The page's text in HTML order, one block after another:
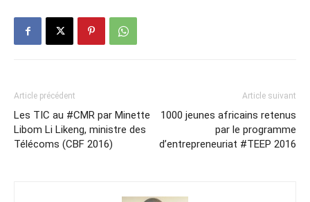
Article précédent
Les TIC au #CMR par Minette
Libom Li Likeng, ministre des
Télécoms (CBF 2016)
Article suivant
1000 jeunes africains retenus
par le programme
d’entrepreneuriat #TEEP 2016